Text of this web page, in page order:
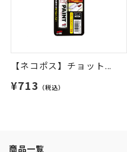
【ネコポス】チョット...
¥713 （税込）
商品一覧